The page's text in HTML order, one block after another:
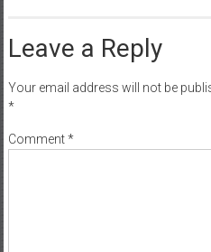
Leave a Reply
Your email address will not be
*
Comment*